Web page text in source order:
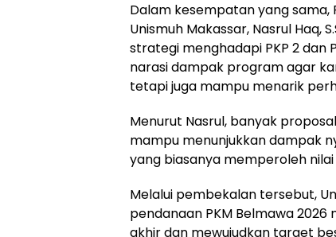
Dalam kesempatan yang sama,
Unismuh Makassar, Nasrul Haq,
strategi menghadapi PKP 2 dan
narasi dampak program agar
tetapi juga mampu menarik
Menurut Nasrul, banyak
mampu menunjukkan dampak
yang biasanya memperoleh
Melalui pembekalan tersebut,
pendanaan PKM Belmawa
akhir dan mewujudkan target